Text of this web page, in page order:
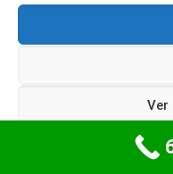
Ver
Cierrapuertas